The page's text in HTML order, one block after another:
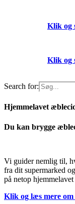
Klik og
Klik og
Search for:
Hjemmelavet
Du kan brygge
Vi guider nemlig til,
fra dit supermarked
på netop
Klik og læs mere